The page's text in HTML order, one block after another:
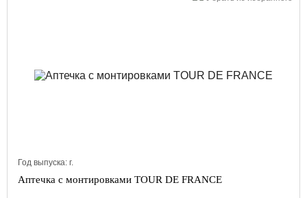
Год выпуска: г.
Аптечка с монтировками TOUR DE FRANCE